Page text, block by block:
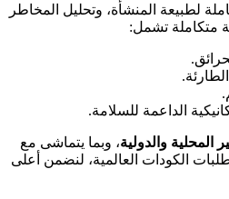
لطبيعة المنشأة، وتحليل المخاطر
متكاملة تشمل:
الداعمة للسلامة.
المحلية والدولية، وبما يتماشى مع
الكودات العالمية، لنضمن أعلى